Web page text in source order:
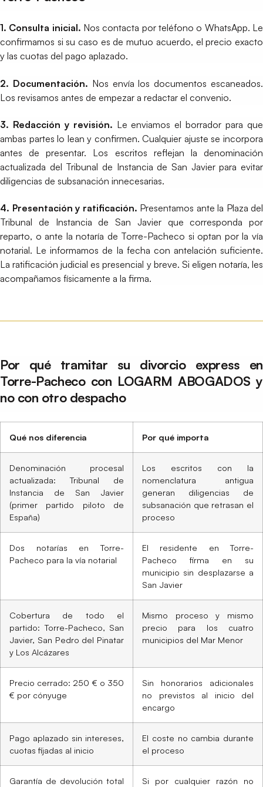
1. Consulta inicial. Nos contacta por teléfono o WhatsApp. Le
confirmamos si su caso es de mutuo acuerdo, el precio exacto
y las cuotas del pago aplazado.
2. Documentación. Nos envía los documentos escaneados.
Los revisamos antes de empezar a redactar el convenio.
3. Redacción y revisión. Le enviamos el borrador para que
ambas partes lo lean y confirmen. Cualquier ajuste se incorpora
antes de presentar. Los escritos reflejan la denominación
actualizada del Tribunal de Instancia de San Javier para evitar
diligencias de subsanación innecesarias.
4. Presentación y ratificación. Presentamos ante la Plaza del
Tribunal de Instancia de San Javier que corresponda por
reparto, o ante la notaría de Torre-Pacheco si optan por la vía
notarial. Le informamos de la fecha con antelación suficiente.
La ratificación judicial es presencial y breve. Si eligen notaría, les
acompañamos físicamente a la firma.
Por qué tramitar su divorcio express en
Torre-Pacheco con LOGARM ABOGADOS y
no con otro despacho
Qué nos diferencia Por qué importa
Denominación procesal
actualizada: Tribunal de
Instancia de San Javier
(primer partido piloto de
España)
Los escritos con la
nomenclatura antigua
generan diligencias de
subsanación que retrasan el
proceso
Dos notarías en Torre-
Pacheco para la vía notarial
El residente en Torre-
Pacheco firma en su
municipio sin desplazarse a
San Javier
Cobertura de todo el
partido: Torre-Pacheco, San
Javier, San Pedro del Pinatar
y Los Alcázares
Mismo proceso y mismo
precio para los cuatro
municipios del Mar Menor
Precio cerrado: 250 € o 350
€ por cónyuge
Sin honorarios adicionales
no previstos al inicio del
encargo
Pago aplazado sin intereses,
cuotas fijadas al inicio
El coste no cambia durante
el proceso
Garantía de devolución total
Si por cualquier razón no